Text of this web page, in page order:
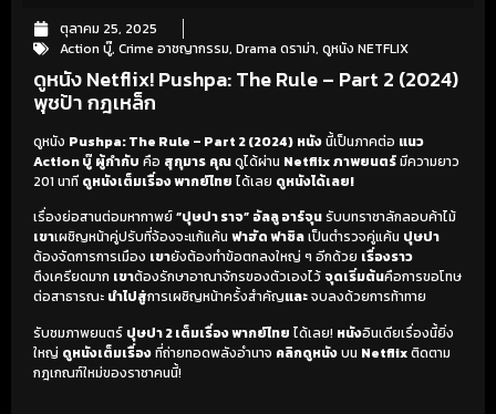
ตุลาคม 25, 2025
Action บู๊, Crime อาชญากรรม, Drama ดราม่า, ดูหนัง NETFLIX
ดูหนัง Netflix! Pushpa: The Rule – Part 2 (2024)
พุชป้า กฎเหล็ก
ดูหนัง Pushpa: The Rule – Part 2 (2024) หนังนี้เป็นภาคต่อ แนว
Action บู๊ ผู้กำกับ คือ สุกุมาร คุณดูได้ผ่าน Netflixภาพยนตร์มีความยาว
201 นาที ดูหนังเต็มเรื่อง พากย์ไทย ได้เลย ดูหนังได้เลย!
เรื่องย่อสานต่อมหากาพย์“ปุษปา ราจ” อัลลู อาร์จุนรับบทราชาลักลอบค้าไม้
เขาเผชิญหน้าคู่ปรับที่จ้องจะแก้แค้น ฟาฮัด ฟาซิลเป็นตำรวจคู่แค้น ปุษปา
ต้องจัดการการเมือง เขายังต้องทำข้อตกลงใหญ่ ๆ อีกด้วย เรื่องราว
ตึงเครียดมาก เขาต้องรักษาอาณาจักรของตัวเองไว้ จุดเริ่มต้นคือการขอโทษ
ต่อสาธารณะ นำไปสู่การเผชิญหน้าครั้งสำคัญและจบลงด้วยการท้าทาย
รับชมภาพยนตร์ ปุษปา 2 เต็มเรื่อง พากย์ไทย ได้เลย! หนังอินเดียเรื่องนี้ยิ่ง
ใหญ่ ดูหนังเต็มเรื่องที่ถ่ายทอดพลังอำนาจ คลิกดูหนังบน Netflixติดตาม
กฎเกณฑ์ใหม่ของราชาคนนี้!